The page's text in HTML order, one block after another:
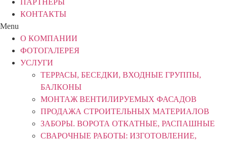
ПАРТНЕРЫ
КОНТАКТЫ
Menu
О КОМПАНИИ
ФОТОГАЛЕРЕЯ
УСЛУГИ
ТЕРРАСЫ, БЕСЕДКИ, ВХОДНЫЕ ГРУППЫ,
БАЛКОНЫ
МОНТАЖ ВЕНТИЛИРУЕМЫХ ФАСАДОВ
ПРОДАЖА СТРОИТЕЛЬНЫХ МАТЕРИАЛОВ
ЗАБОРЫ. ВОРОТА ОТКАТНЫЕ, РАСПАШНЫЕ
СВАРОЧНЫЕ РАБОТЫ: ИЗГОТОВЛЕНИЕ,